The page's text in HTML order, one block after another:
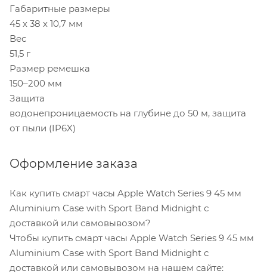
Габаритные размеры
45 х 38 х 10,7 мм
Вес
51,5 г
Размер ремешка
150–200 мм
Защита
водонепроницаемость на глубине до 50 м, защита
от пыли (IP6X)
Оформление заказа
Как купить смарт часы Apple Watch Series 9 45 мм
Aluminium Case with Sport Band Midnight с
доставкой или самовывозом?
Чтобы купить смарт часы Apple Watch Series 9 45 мм
Aluminium Case with Sport Band Midnight с
доставкой или самовывозом на нашем сайте: